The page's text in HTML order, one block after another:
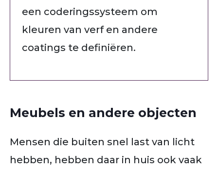
een coderingssysteem om
kleuren van verf en andere
coatings te definiëren.
Meubels en andere objecten
Mensen die buiten snel last van licht
hebben, hebben daar in huis ook vaak